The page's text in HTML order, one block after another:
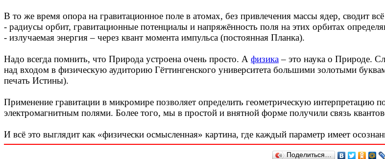
В то же время опора на гравитационное поле в атомах, без привлечения массы ядер, сводит
- радиусы орбит, гравитационные потенциалы и напряжённость поля на этих орбитах
- излучаемая энергия – через квант момента импульса (постоянная Планка).
Надо всегда помнить, что Природа устроена очень просто. А физика– это наука о Природе.
над входом в физическую аудиторию Гёттингенского университета большими золотыми
печать Истины).
Применение гравитации в микромире позволяет определить геометрическую интерпретацию
электромагнитным полями. Более того, мы в простой и внятной форме получили связь
И всё это выглядит как «физически осмысленная» картина, где каждый параметр имеет
Поделиться…